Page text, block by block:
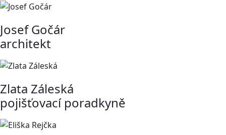
Josef Gočár
architekt
Zlata Záleská
pojišťovací poradkyně